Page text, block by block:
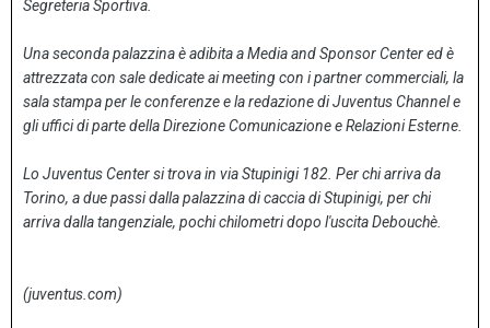
Segreteria Sportiva.
Una seconda palazzina è adibita a Media and Sponsor Center ed è
attrezzata con sale dedicate ai meeting con i partner commerciali, la
sala stampa per le conferenze e la redazione di Juventus Channel e
gli uffici di parte della Direzione Comunicazione e Relazioni Esterne.
Lo Juventus Center si trova in via Stupinigi 182. Per chi arriva da
Torino, a due passi dalla palazzina di caccia di Stupinigi, per chi
arriva dalla tangenziale, pochi chilometri dopo l'uscita Debouchè.
(juventus.com)